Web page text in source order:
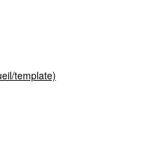
template)